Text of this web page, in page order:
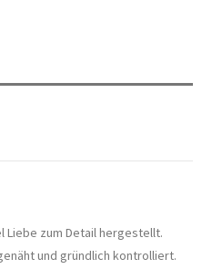
Liebe zum Detail hergestellt.
und gründlich kontrolliert.